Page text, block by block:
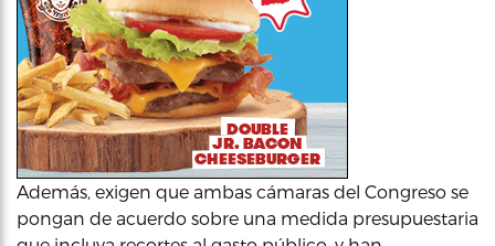
Además, exigen que ambas cámaras del Congreso se
pongan de acuerdo sobre una medida presupuestaria